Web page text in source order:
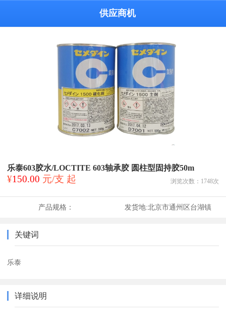
供应商机
乐泰603胶水/LOCTITE 603轴承胶 圆柱型固持胶50m
¥150.00 元/支 起 浏览次数： 1748次
产品规格： 发货地:北京市通州区台湖镇
关键词
乐泰
详细说明